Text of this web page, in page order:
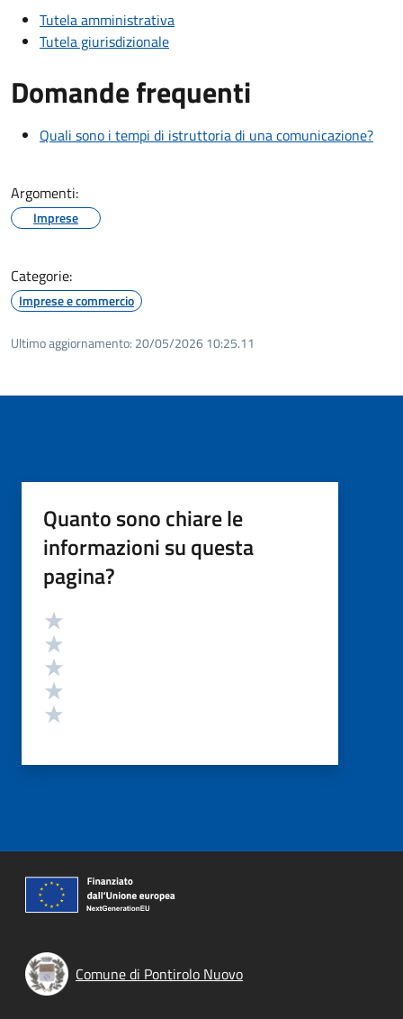
Tutela amministrativa
Tutela giurisdizionale
Domande frequenti
Quali sono i tempi di istruttoria di una comunicazione?
Argomenti:
Imprese
Categorie:
Imprese e commercio
Ultimo aggiornamento: 20/05/2026 10:25.11
Quanto sono chiare le
informazioni su questa
pagina?
Valutazione
Comune di Pontirolo Nuovo